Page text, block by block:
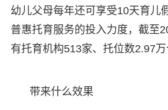
幼儿父母每年还可享受10天育儿
普惠托育服务的投入力度，截至
有托育机构513家、托位数2.97万
带来什么效果